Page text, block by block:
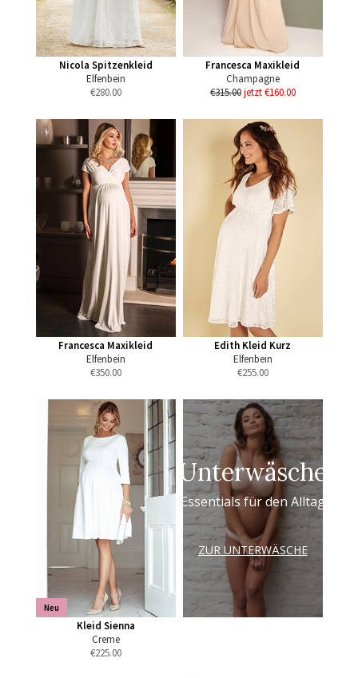
Nicola Spitzenkleid
Elfenbein
€280.00
Francesca Maxikleid
Champagne
€315.00 jetzt €160.00
Francesca Maxikleid
Elfenbein
€350.00
Edith Kleid Kurz
Elfenbein
€255.00
Neu
Kleid Sienna
Creme
€225.00
Unterwäsche
Essentials für den Alltag
ZUR UNTERWÄSCHE